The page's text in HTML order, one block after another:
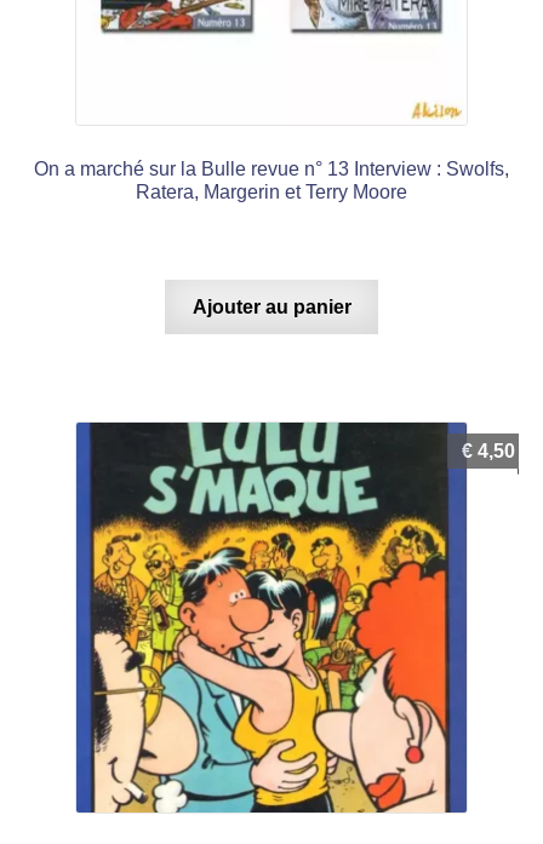
On a marché sur la Bulle revue n° 13 Interview : Swolfs,
Ratera, Margerin et Terry Moore
Ajouter au panier
€ 4,50